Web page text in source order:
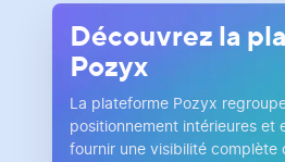
Découvrez la
Pozyx
La plateforme Pozyx
positionnement intérieures et
fournir une visibilité complète